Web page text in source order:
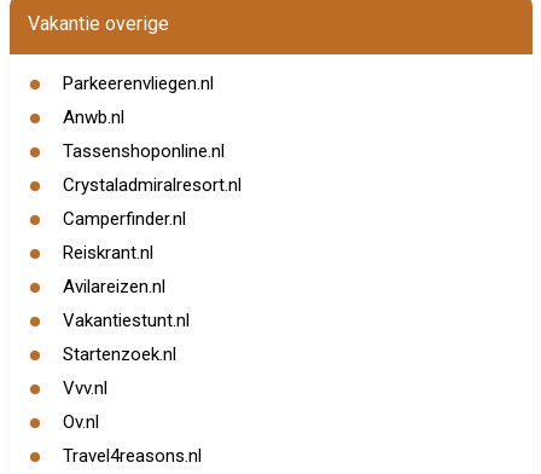
Vakantie overige
Parkeerenvliegen.nl
Anwb.nl
Tassenshoponline.nl
Crystaladmiralresort.nl
Camperfinder.nl
Reiskrant.nl
Avilareizen.nl
Vakantiestunt.nl
Startenzoek.nl
Vvv.nl
Ov.nl
Travel4reasons.nl